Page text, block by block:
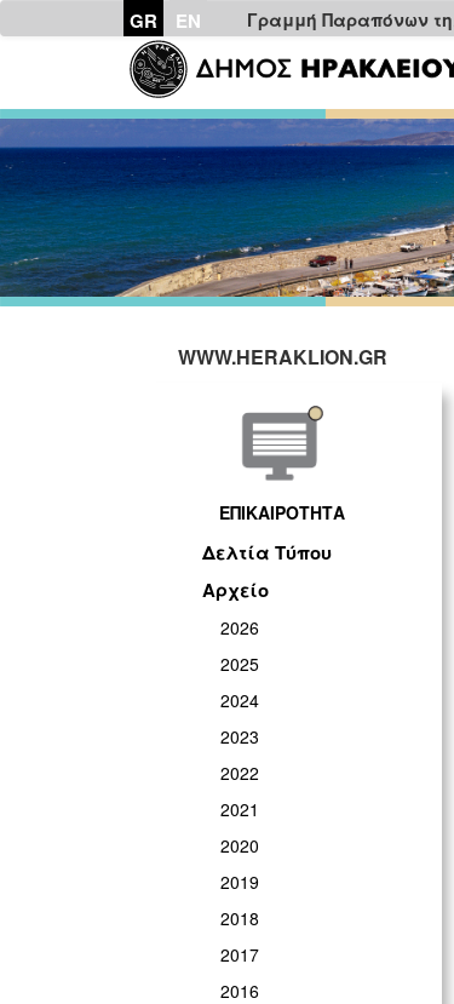
GR EN Γραμμή Παραπόνων
WWW.HERAKLION.GR
ΕΠΙΚΑΙΡΟΤΗΤΑ
Δελτία Τύπου
Αρχείο
2026
2025
2024
2023
2022
2021
2020
2019
2018
2017
2016